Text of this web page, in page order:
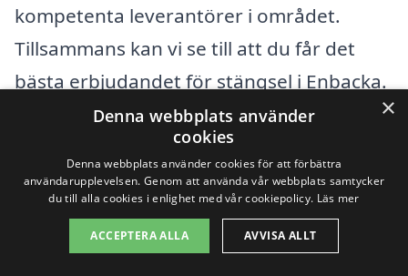
kompetenta leverantörer i området.
Tillsammans kan vi se till att du får det
bästa erbjudandet för stängsel i Enbacka.
Om du vill bredda dina alternativ eller om
du inte hittar vad du söker direkt i
Enbacka, kan det vara värt att överväga
stängselföretag i närliggande städer. Här
×
Denna webbplats använder
cookies
Denna webbplats använder cookies för att förbättra
användarupplevelsen. Genom att använda vår webbplats samtycker
du till alla cookies i enlighet med vår cookiepolicy. Läs mer
ACCEPTERA ALLA AVVISA ALLT